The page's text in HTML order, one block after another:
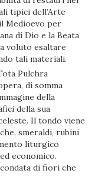
tipici dell’Arte
Medioevo per
di Dio e la Beata
voluto esaltare
tali materiali.
Pulchra
di somma
della
della sua
Il tondo viene
smeraldi, rubini
liturgico
economico.
di fiori che